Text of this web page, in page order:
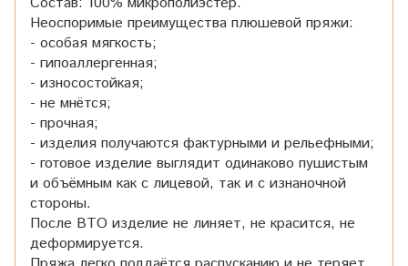
Неоспоримые преимущества плюшевой пряжи:
- особая мягкость;
- гипоаллергенная;
- износостойкая;
- не мнётся;
- прочная;
- изделия получаются фактурными и рельефными;
- готовое изделие выглядит одинаково пушистым
и объёмным как с лицевой, так и с изнаночной
стороны.
После ВТО изделие не линяет, не красится, не
деформируется.